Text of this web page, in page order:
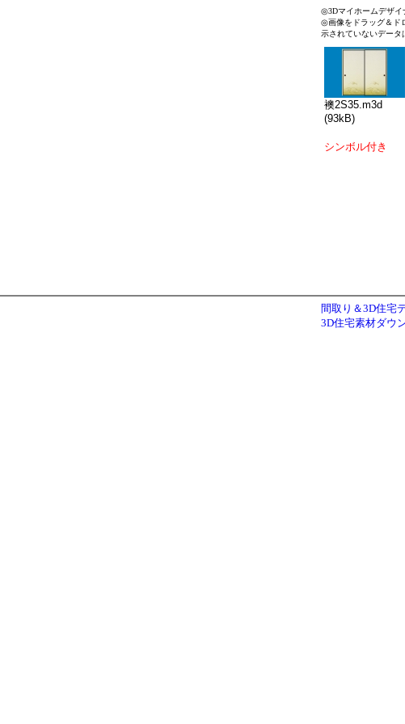
◎3Dマイホームデザイ
◎画像をドラッグ＆ド
示されていないデータ
襖2S35.m3d
(93kB)
シンボル付き
間取り＆3D住宅
3D住宅素材ダウ